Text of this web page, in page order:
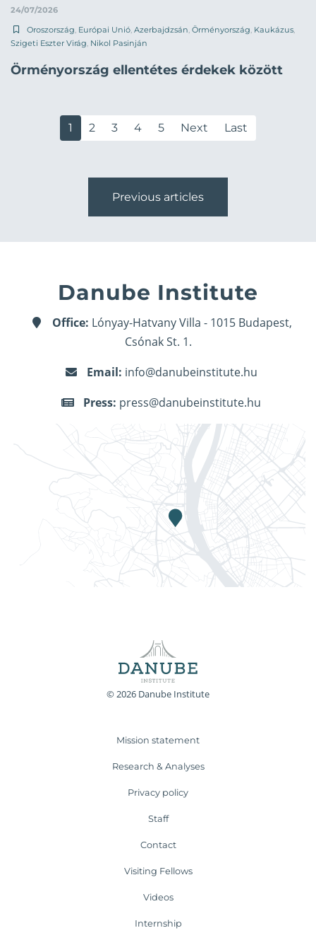
24/07/2026
Oroszország, Európai Unió, Azerbajdzsán, Örményország, Kaukázus,
Szigeti Eszter Virág, Nikol Pasinján
Örményország ellentétes érdekek között
1 2 3 4 5 Next Last
Previous articles
Danube Institute
Office: Lónyay-Hatvany Villa - 1015 Budapest,
Csónak St. 1.
Email: info@danubeinstitute.hu
Press: press@danubeinstitute.hu
© 2026 Danube Institute
Mission statement
Research & Analyses
Privacy policy
Staff
Contact
Visiting Fellows
Videos
Internship